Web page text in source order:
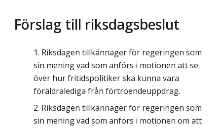
Förslag till riksdagsbeslut
Riksdagen tillkännager för regeringen som
sin mening vad som anförs i motionen att se
över hur fritidspolitiker ska kunna vara
föräldralediga från förtroendeuppdrag.
Riksdagen tillkännager för regeringen som
sin mening vad som anförs i motionen om att